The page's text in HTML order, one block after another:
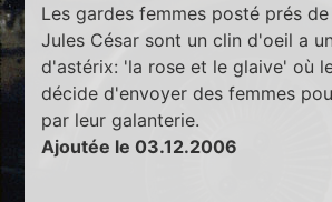
Les gardes femmes posté prés
Jules César sont un clin d'oeil a
d'astérix: 'la rose et le glaive' où
décide d'envoyer des femmes
par leur galanterie.
Ajoutée le 03.12.2006